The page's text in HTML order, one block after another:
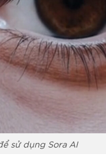
sử dụng Sora AI